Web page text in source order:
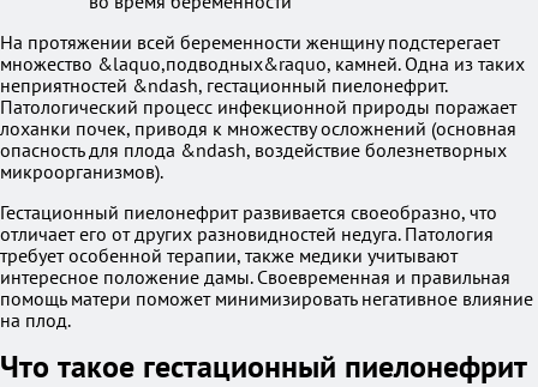
На протяжении всей беременности женщину подстерегает
множество &laquo,подводных&raquo, камней. Одна из таких
неприятностей &ndash, гестационный пиелонефрит.
Патологический процесс инфекционной природы поражает
лоханки почек, приводя к множеству осложнений (основная
опасность для плода &ndash, воздействие болезнетворных
микроорганизмов).
Гестационный пиелонефрит развивается своеобразно, что
отличает его от других разновидностей недуга. Патология
требует особенной терапии, также медики учитывают
интересное положение дамы. Своевременная и правильная
помощь матери поможет минимизировать негативное влияние
на плод.
Что такое гестационный пиелонефрит